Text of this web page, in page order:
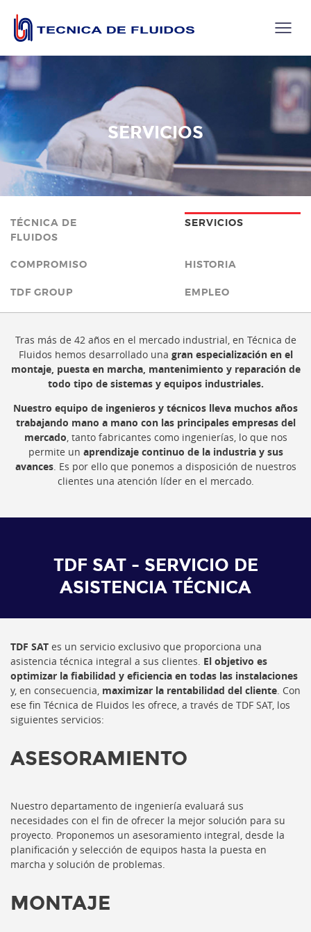
SERVICIOS
TÉCNICA DE
FLUIDOS
SERVICIOS
COMPROMISO HISTORIA
TDF GROUP EMPLEO
Tras más de 42 años en el mercado industrial, en Técnica de
Fluidos hemos desarrollado una gran especialización en el
montaje, puesta en marcha, mantenimiento y reparación de
todo tipo de sistemas y equipos industriales.
Nuestro equipo de ingenieros y técnicos lleva muchos años
trabajando mano a mano con las principales empresas del
mercado , tanto fabricantes como ingenierías, lo que nos
permite un aprendizaje continuo de la industria y sus
avances. Es por ello que ponemos a disposición de nuestros
clientes una atención líder en el mercado.
TDF SAT - SERVICIO DE
ASISTENCIA TÉCNICA
TDF SAT es un servicio exclusivo que proporciona una
asistencia técnica integral a sus clientes. El objetivo es
optimizar la fiabilidad y eficiencia en todas las instalaciones
y, en consecuencia, maximizar la rentabilidad del cliente. Con
ese fin Técnica de Fluidos les ofrece, a través de TDF SAT, los
siguientes servicios:
ASESORAMIENTO
Nuestro departamento de ingeniería evaluará sus
necesidades con el fin de ofrecer la mejor solución para su
proyecto. Proponemos un asesoramiento integral, desde la
planificación y selección de equipos hasta la puesta en
marcha y solución de problemas.
MONTAJE